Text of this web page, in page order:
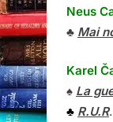
Neus
♣ Mai
Karel
♠ La
♣ R.U.R.